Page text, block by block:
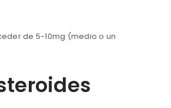
de 5-10mg (medio o un